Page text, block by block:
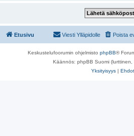
Etusivu Poista
Viesti Ylläpidolle
Keskustelufoorumin ohjelmisto phpBB®
Käännös: phpBB Suomi (lurttinen,
Yksityisyys | Ehdot